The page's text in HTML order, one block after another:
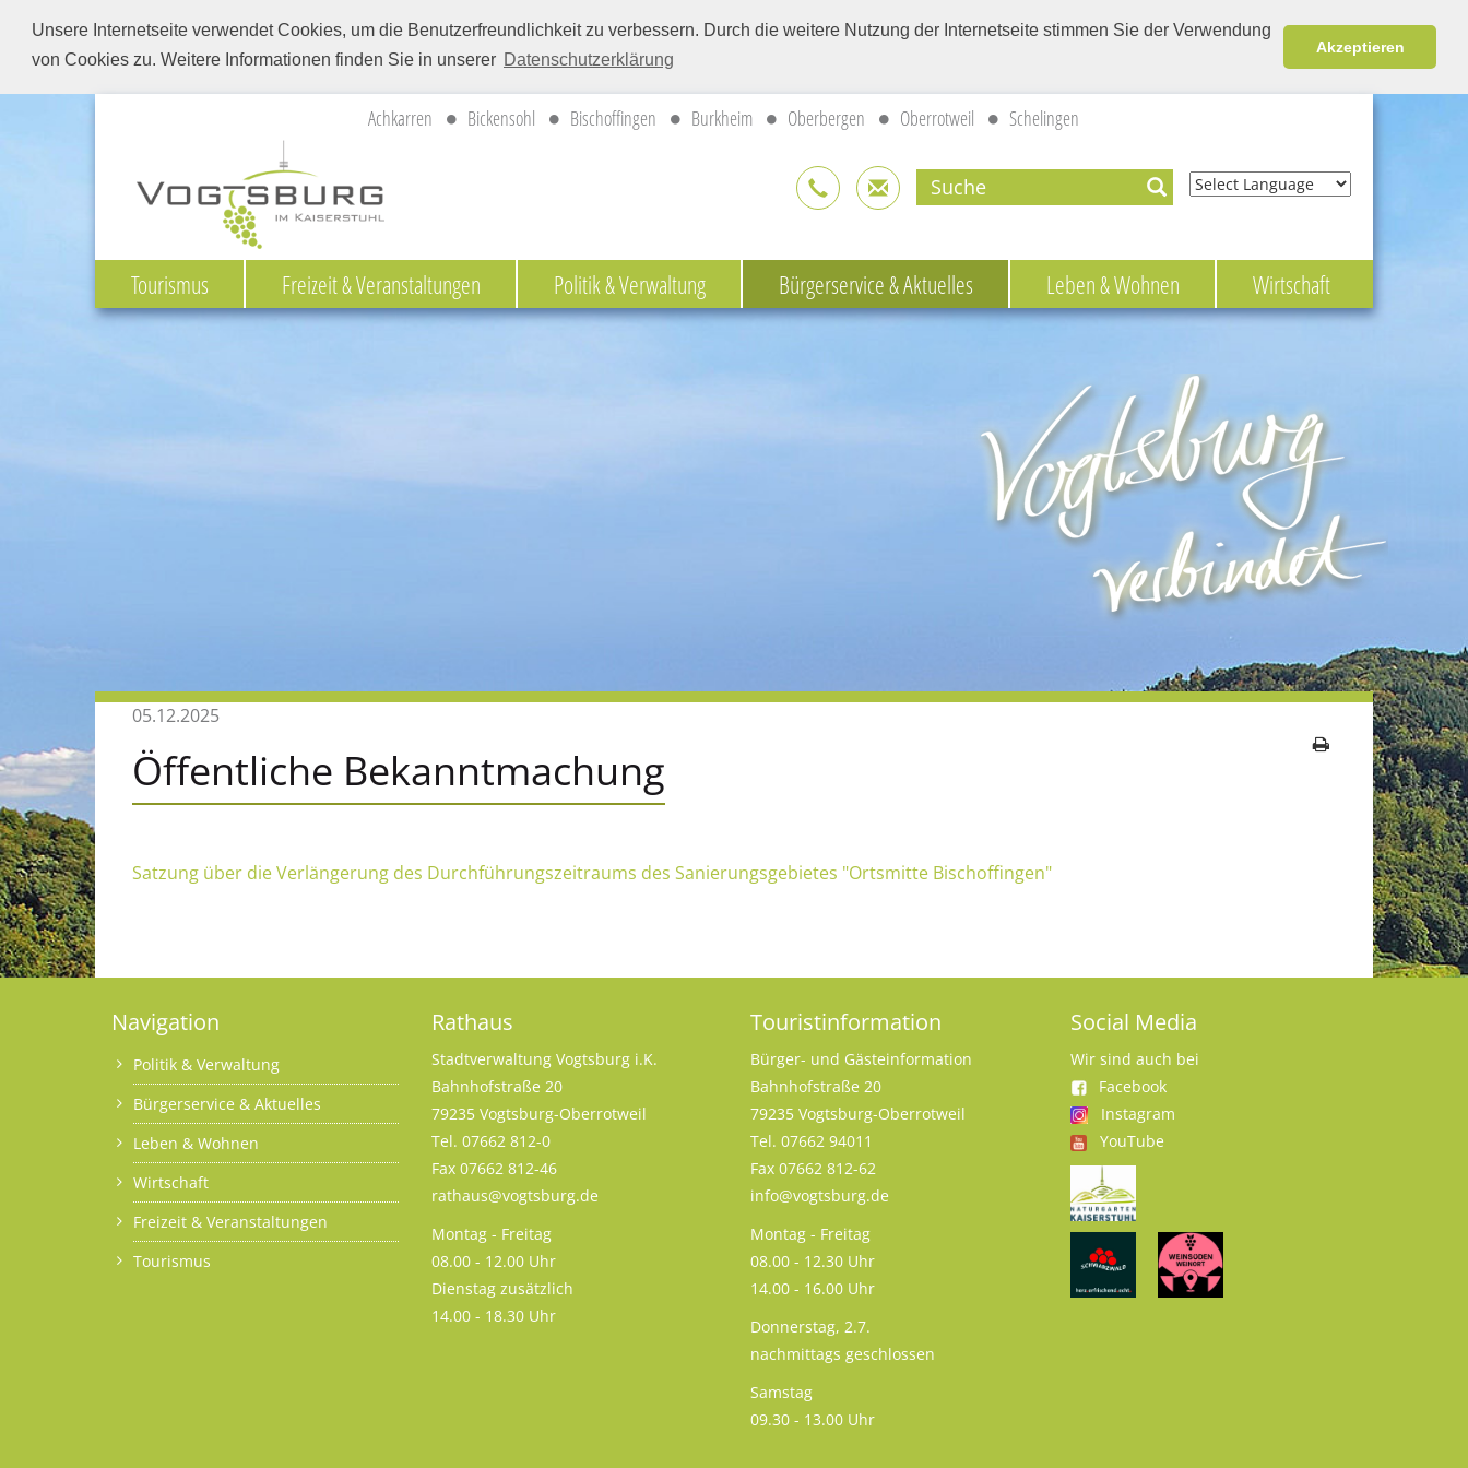
Unsere Internetseite verwendet Cookies, um die Benutzerfreundlichkeit zu verbessern. Durch die weitere Nutzung der Internetseite stimmen Sie der Verwendung
von Cookies zu. Weitere Informationen finden Sie in unserer Datenschutzerklärung
Akzeptieren
Achkarren Bickensohl Bischoffingen Burkheim Oberbergen Oberrotweil Schelingen
Tourismus Freizeit & Veranstaltungen Politik & Verwaltung Bürgerservice & Aktuelles Leben & Wohnen Wirtschaft
05.12.2025
Öffentliche Bekanntmachung
Satzung über die Verlängerung des Durchführungszeitraums des Sanierungsgebietes "Ortsmitte Bischoffingen"
Navigation
Politik & Verwaltung
Bürgerservice & Aktuelles
Leben & Wohnen
Wirtschaft
Freizeit & Veranstaltungen
Tourismus
Rathaus
Stadtverwaltung Vogtsburg i.K.
Bahnhofstraße 20
79235 Vogtsburg-Oberrotweil
Tel. 07662 812-0
Fax 07662 812-46
rathaus@vogtsburg.de
Montag - Freitag
08.00 - 12.00 Uhr
Dienstag zusätzlich
14.00 - 18.30 Uhr
Touristinformation
Bürger- und Gästeinformation
Bahnhofstraße 20
79235 Vogtsburg-Oberrotweil
Tel. 07662 94011
Fax 07662 812-62
info@vogtsburg.de
Montag - Freitag
08.00 - 12.30 Uhr
14.00 - 16.00 Uhr
Donnerstag, 2.7.
nachmittags geschlossen
Samstag
09.30 - 13.00 Uhr
Social Media
Wir sind auch bei
Facebook
Instagram
YouTube